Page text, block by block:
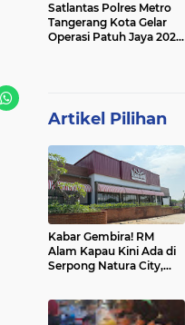
Satlantas Polres Metro
Tangerang Kota Gelar
Operasi Patuh Jaya 2025,
Artikel Pilihan
Kabar Gembira! RM
Alam Kapau Kini Ada di
Serpong Natura City,